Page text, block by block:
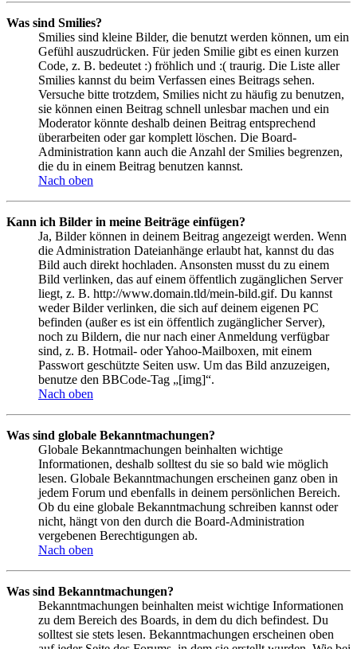
Was sind Smilies?
Smilies sind kleine Bilder, die benutzt werden können, um ein
Gefühl auszudrücken. Für jeden Smilie gibt es einen kurzen
Code, z. B. bedeutet :) fröhlich und :( traurig. Die Liste aller
Smilies kannst du beim Verfassen eines Beitrags sehen.
Versuche bitte trotzdem, Smilies nicht zu häufig zu benutzen,
sie können einen Beitrag schnell unlesbar machen und ein
Moderator könnte deshalb deinen Beitrag entsprechend
überarbeiten oder gar komplett löschen. Die Board-
Administration kann auch die Anzahl der Smilies begrenzen,
die du in einem Beitrag benutzen kannst.
Nach oben
Kann ich Bilder in meine Beiträge einfügen?
Ja, Bilder können in deinem Beitrag angezeigt werden. Wenn
die Administration Dateianhänge erlaubt hat, kannst du das
Bild auch direkt hochladen. Ansonsten musst du zu einem
Bild verlinken, das auf einem öffentlich zugänglichen Server
liegt, z. B. http://www.domain.tld/mein-bild.gif. Du kannst
weder Bilder verlinken, die sich auf deinem eigenen PC
befinden (außer es ist ein öffentlich zugänglicher Server),
noch zu Bildern, die nur nach einer Anmeldung verfügbar
sind, z. B. Hotmail- oder Yahoo-Mailboxen, mit einem
Passwort geschützte Seiten usw. Um das Bild anzuzeigen,
benutze den BBCode-Tag „[img]“.
Nach oben
Was sind globale Bekanntmachungen?
Globale Bekanntmachungen beinhalten wichtige
Informationen, deshalb solltest du sie so bald wie möglich
lesen. Globale Bekanntmachungen erscheinen ganz oben in
jedem Forum und ebenfalls in deinem persönlichen Bereich.
Ob du eine globale Bekanntmachung schreiben kannst oder
nicht, hängt von den durch die Board-Administration
vergebenen Berechtigungen ab.
Nach oben
Was sind Bekanntmachungen?
Bekanntmachungen beinhalten meist wichtige Informationen
zu dem Bereich des Boards, in dem du dich befindest. Du
solltest sie stets lesen. Bekanntmachungen erscheinen oben